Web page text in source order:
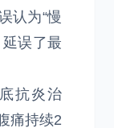
认为“慢
误了最
抗炎治
痛持续2